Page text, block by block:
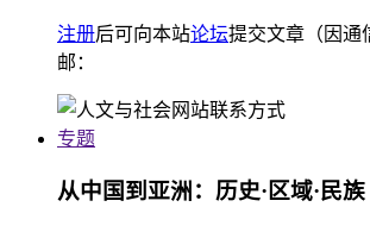
注册后可向本站论坛提交文章（因通
邮：
专题
从中国到亚洲：历史·区域·民族